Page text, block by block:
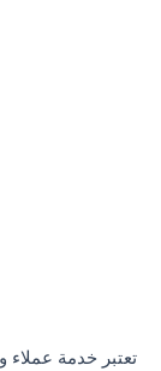
تعتبر خدمة عملاء